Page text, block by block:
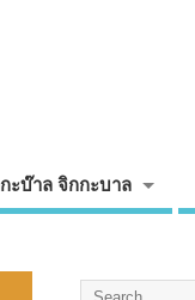
ะบ๊าล จิกกะบาล